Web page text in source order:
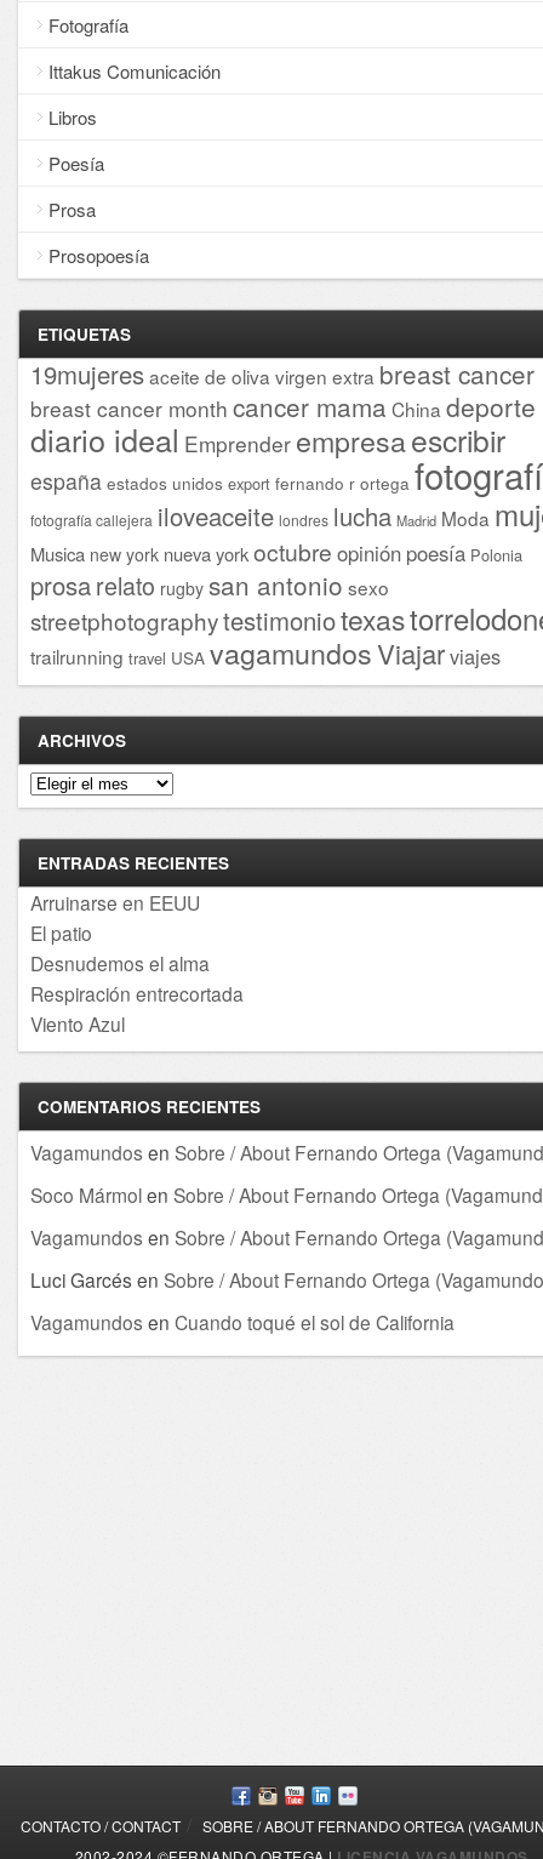
Fotografía
Ittakus Comunicación
Libros
Poesía
Prosa
Prosopoesía
ETIQUETAS
19mujeresaceite de oliva virgen extra breast cancer
breast cancer month cancer mama China deporte
diario ideal Emprender empresaescribir
españa estados unidos export fernando r ortega
fotografía callejera iloveaceite londres lucha Madrid Moda
Musica new york nueva yorkoctubre opinión poesía Polonia
prosarelato rugby san antonio sexo
streetphotographytestimoniotexas
trailrunning travel USA vagamundosViajarviajes
ARCHIVOS
Archivos
ENTRADAS RECIENTES
Arruinarse en EEUU
El patio
Desnudemos el alma
Respiración entrecortada
Viento Azul
COMENTARIOS RECIENTES
Vagamundos en Sobre / About Fernando Ortega
Soco Mármolen Sobre / About Fernando Ortega
Vagamundos en Sobre / About Fernando Ortega
Luci Garcés en Sobre / About Fernando Ortega
Vagamundos en Cuando toqué el sol de California
CONTACTO / CONTACT
SOBRE / ABOUT FERNANDO ORTEGA